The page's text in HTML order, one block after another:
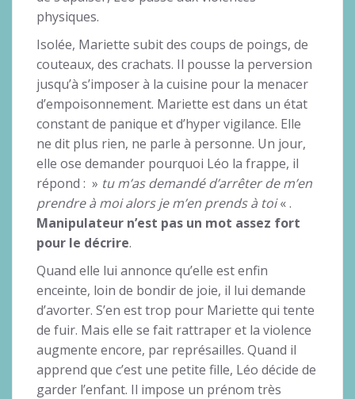
physiques.
Isolée, Mariette subit des coups de poings, de
couteaux, des crachats. Il pousse la perversion
jusqu’à s’imposer à la cuisine pour la menacer
d’empoisonnement. Mariette est dans un état
constant de panique et d’hyper vigilance. Elle
ne dit plus rien, ne parle à personne. Un jour,
elle ose demander pourquoi Léo la frappe, il
répond : » tu m’as demandé d’arrêter de m’en
prendre à moi alors je m’en prends à toi« .
Manipulateur n’est pas un mot assez fort
pour le décrire.
Quand elle lui annonce qu’elle est enfin
enceinte, loin de bondir de joie, il lui demande
d’avorter. S’en est trop pour Mariette qui tente
de fuir. Mais elle se fait rattraper et la violence
augmente encore, par représailles. Quand il
apprend que c’est une petite fille, Léo décide de
garder l’enfant. Il impose un prénom très